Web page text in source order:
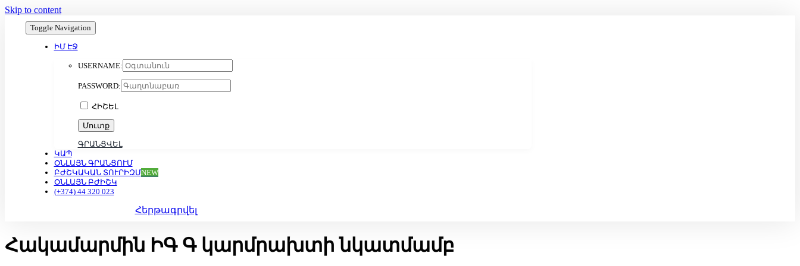
Skip to content
Toggle Navigation
ԻՄ ԷՋ
USERNAME:
PASSWORD:
ՀԻՇԵԼ
ԳՐԱՆՑՎԵԼ
ԿԱՊ
ՕՆԼԱՅՆ ԳՐԱՆՑՈՒՄ
ԲԺՇԿԱԿԱՆ ՏՈՒՐԻԶՄNEW
ՕՆԼԱՅՆ ԲԺԻՇԿ
(+374) 44 320 023
Հերթագրվել
Հակամարմին ԻԳ Գ կարմրախտի նկատմամբ